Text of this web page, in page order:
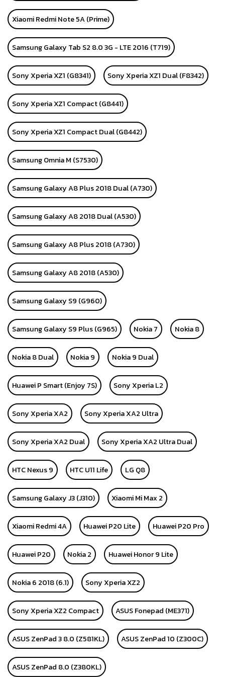
Xiaomi Redmi Note 5A (Prime)
Samsung Galaxy Tab S2 8.0 3G - LTE 2016 (T719)
Sony Xperia XZ1 (G8341) Sony Xperia XZ1 Dual (F8342)
Sony Xperia XZ1 Compact (G8441)
Sony Xperia XZ1 Compact Dual (G8442)
Samsung Omnia M (S7530)
Samsung Galaxy A8 Plus 2018 Dual (A730)
Samsung Galaxy A8 2018 Dual (A530)
Samsung Galaxy A8 Plus 2018 (A730)
Samsung Galaxy A8 2018 (A530)
Samsung Galaxy S9 (G960)
Samsung Galaxy S9 Plus (G965) Nokia 7 Nokia 8
Nokia 8 Dual Nokia 9 Nokia 9 Dual
Huawei P Smart (Enjoy 7S) Sony Xperia L2
Sony Xperia XA2 Sony Xperia XA2 Ultra
Sony Xperia XA2 Dual Sony Xperia XA2 Ultra Dual
HTC Nexus 9 HTC U11 Life LG Q8
Samsung Galaxy J3 (J310) Xiaomi Mi Max 2
Xiaomi Redmi 4A Huawei P20 Lite Huawei P20 Pro
Huawei P20 Nokia 2 Huawei Honor 9 Lite
Nokia 6 2018 (6.1) Sony Xperia XZ2
Sony Xperia XZ2 Compact ASUS Fonepad (ME371)
ASUS ZenPad 3 8.0 (Z581KL) ASUS ZenPad 10 (Z300C)
ASUS ZenPad 8.0 (Z380KL)